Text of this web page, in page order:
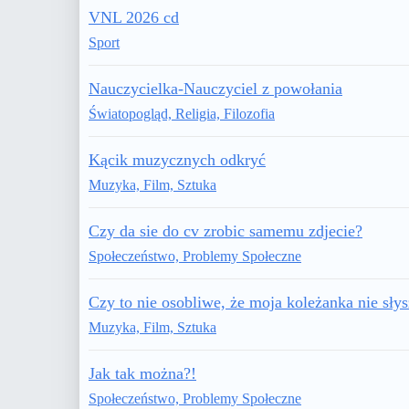
VNL 2026 cd
Sport
Nauczycielka-Nauczyciel z powołania
Światopogląd, Religia, Filozofia
Kącik muzycznych odkryć
Muzyka, Film, Sztuka
Czy da sie do cv zrobic samemu zdjecie?
Społeczeństwo, Problemy Społeczne
Czy to nie osobliwe, że moja koleżanka nie
Muzyka, Film, Sztuka
Jak tak można?!
Społeczeństwo, Problemy Społeczne